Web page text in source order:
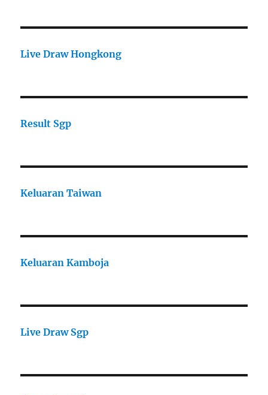
Live Draw Hongkong
Result Sgp
Keluaran Taiwan
Keluaran Kamboja
Live Draw Sgp